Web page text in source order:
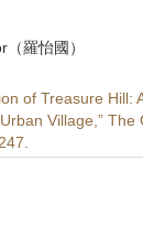
羅怡國）
of Treasure Hill:
Village,” The